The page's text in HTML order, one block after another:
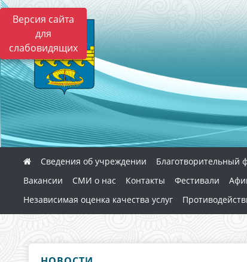
Версия сайта
для
слабовидящих
Сведения об учреждении Благотворительный
Вакансии
СМИ о нас Контакты Фестивали
Независимая оценка качества услуг